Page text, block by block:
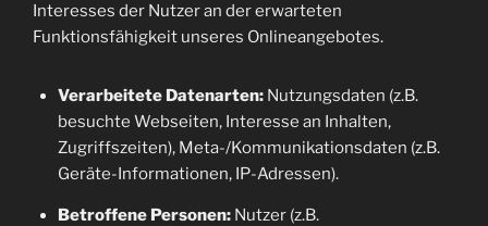
Interesses der Nutzer an der erwarteten
Funktionsfähigkeit unseres Onlineangebotes.
Verarbeitete Datenarten:Nutzungsdaten (z.B.
besuchte Webseiten, Interesse an Inhalten,
Zugriffszeiten), Meta-/Kommunikationsdaten (z.B.
Geräte-Informationen, IP-Adressen).
Betroffene Personen:Nutzer (z.B.